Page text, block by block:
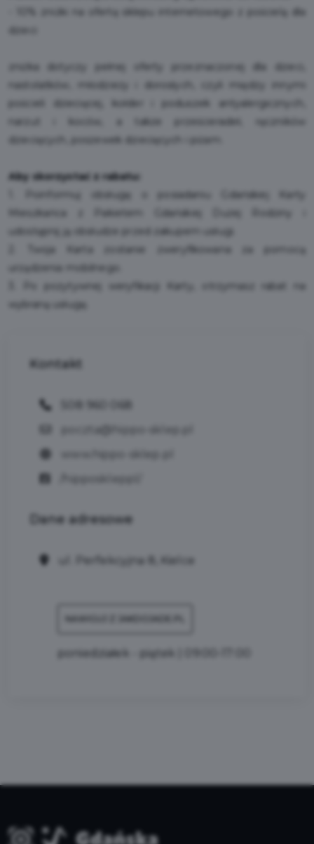
- 10% zniżki na ofertę sklepu internetowego z pościelą dla
zniżka dotyczy pełnej oferty przeznaczonej dla dzieci,
nastolatków, młodzieży i dorosłych, czyli między innymi
pościeli dziecięcej, kołder i poduszek antyalergicznych,
narzut i koców, a także prześcieradeł, ręczników
dziecięcych, poszewek dziecięcych i piżam.
Aby skorzystać z rabatu:
1. Poinformuj obsługę o posiadaniu Gdańskiej Karty
Mieszkańca z Pakietem Gdańskiej Dużej Rodziny i
udostępnij ją obsłudze przed zakupem usługi.
2. Twoja Karta zostanie zweryfikowana za pomocą
urządzenia mobilnego.
3. Po pozytywnej weryfikacji Karty, otrzymasz rabat na
wybraną usługę.
Kontakt
poczta@hippo-sklep.pl
Dane adresowe
ul. Perfekcyjna 8, Kielce
poniedziałek - piątek | 09:00-17:00